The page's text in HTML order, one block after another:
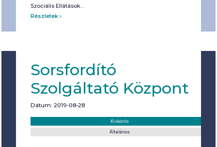
Szociális Ellátások…
Részletek
Sorsfordító
Szolgáltató Központ
Dátum: 2019-08-28
Kiskőrös
Általános